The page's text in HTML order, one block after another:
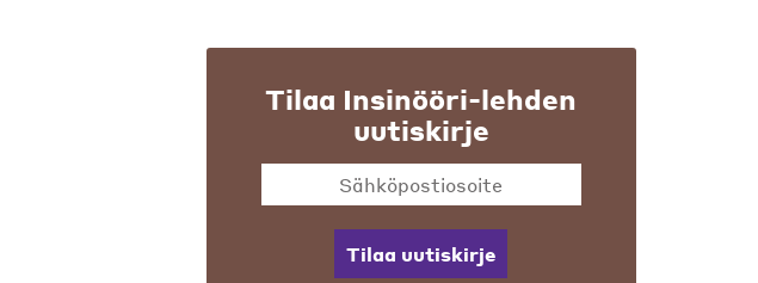
Tilaa Insinööri-lehden
uutiskirje
Tilaa uutiskirje